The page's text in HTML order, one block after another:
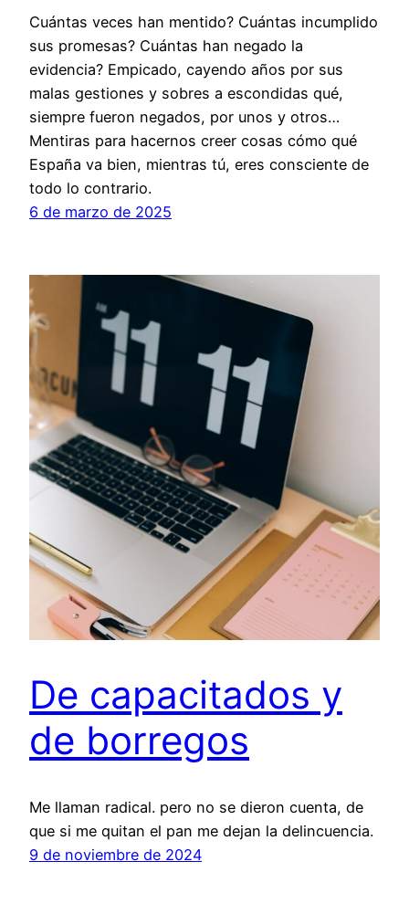
Cuántas veces han mentido? Cuántas incumplido
sus promesas? Cuántas han negado la
evidencia? Empicado, cayendo años por sus
malas gestiones y sobres a escondidas qué,
siempre fueron negados, por unos y otros…
Mentiras para hacernos creer cosas cómo qué
España va bien, mientras tú, eres consciente de
todo lo contrario.
6 de marzo de 2025
De capacitados y
de borregos
Me llaman radical. pero no se dieron cuenta, de
que si me quitan el pan me dejan la delincuencia.
9 de noviembre de 2024